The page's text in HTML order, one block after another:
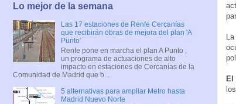
El
Lo mejor de la semana
Las 17 estaciones de Renfe Cercanías
que recibirán obras de mejora del plan 'A
Punto'
Renfe pone en marcha el plan A Punto ,
un programa de actuaciones de alto
impacto en estaciones de Cercanías de la
Comunidad de Madrid que b...
5 alternativas para ampliar Metro hasta
Madrid Nuevo Norte